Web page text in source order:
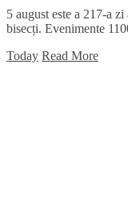
5 august este a 217-a
bisecți. Evenimente
Today Read More